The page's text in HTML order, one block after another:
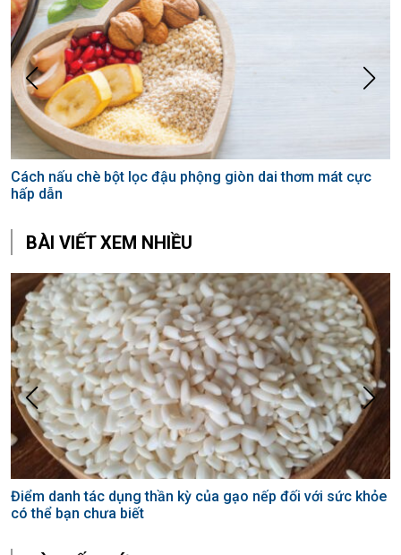
Cách nấu chè bột lọc đậu phộng giòn dai thơm mát cực
hấp dẫn
BÀI VIẾT XEM NHIỀU
Điểm danh tác dụng thần kỳ của gạo nếp đối với sức khỏe
có thể bạn chưa biết